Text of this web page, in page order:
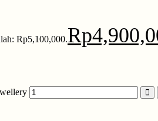
Rp5,100,000.Rp